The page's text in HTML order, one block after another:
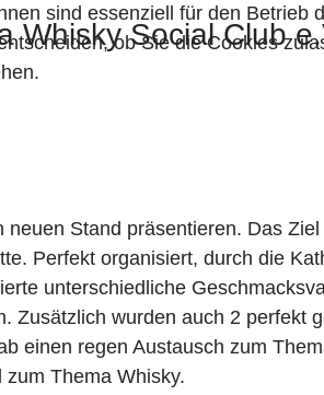
Whisky Social Club
Stand präsentieren. Das
Perfekt organisiert, durch die
unterschiedliche
Zusätzlich wurden auch 2 perfekt
einen regen Austausch zum
Thema Whisky.
sind essenziell für den
ob Sie die Cookies